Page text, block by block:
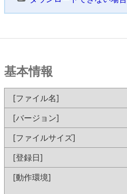
基本情報
[ファイル名]
[バージョン]
[ファイルサイズ]
[登録日]
[動作環境]